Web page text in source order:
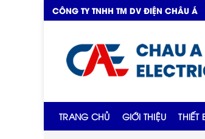
CÔNG TY TNHH TM DV ĐIỆN CHÂU Á
TRANG CHỦ GIỚI THIỆU THIẾT